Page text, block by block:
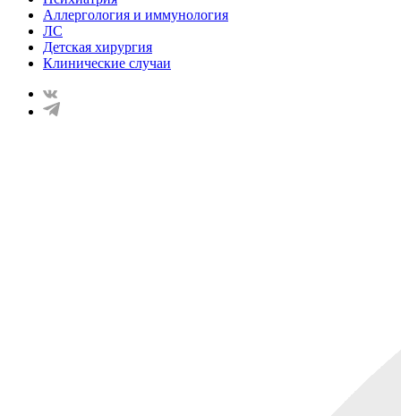
Аллергология и иммунология
ЛС
Детская хирургия
Клинические случаи